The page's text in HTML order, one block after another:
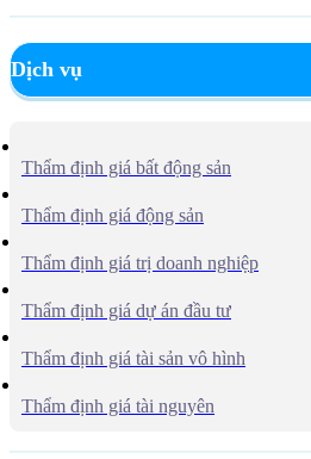
Dịch vụ
Thẩm định giá bất động sản
Thẩm định giá động sản
Thẩm định giá trị doanh nghiệp
Thẩm định giá dự án đầu tư
Thẩm định giá tài sản vô hình
Thẩm định giá tài nguyên